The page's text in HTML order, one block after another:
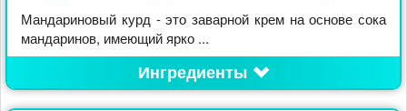
Мандариновый курд - это заварной крем на основе сока
мандаринов, имеющий ярко ...
Ингредиенты